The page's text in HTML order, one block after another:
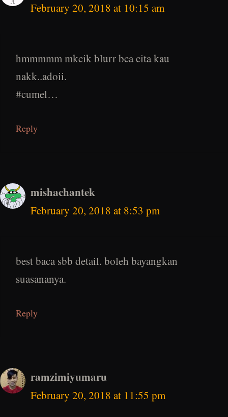
February 20, 2018 at 10:15 am
hmmmmm mkcik blurr bca cita kau
nakk..adoii.
#cumel…
Reply
mishachantek
February 20, 2018 at 8:53 pm
best baca sbb detail. boleh bayangkan
suasananya.
Reply
ramzimiyumaru
February 20, 2018 at 11:55 pm